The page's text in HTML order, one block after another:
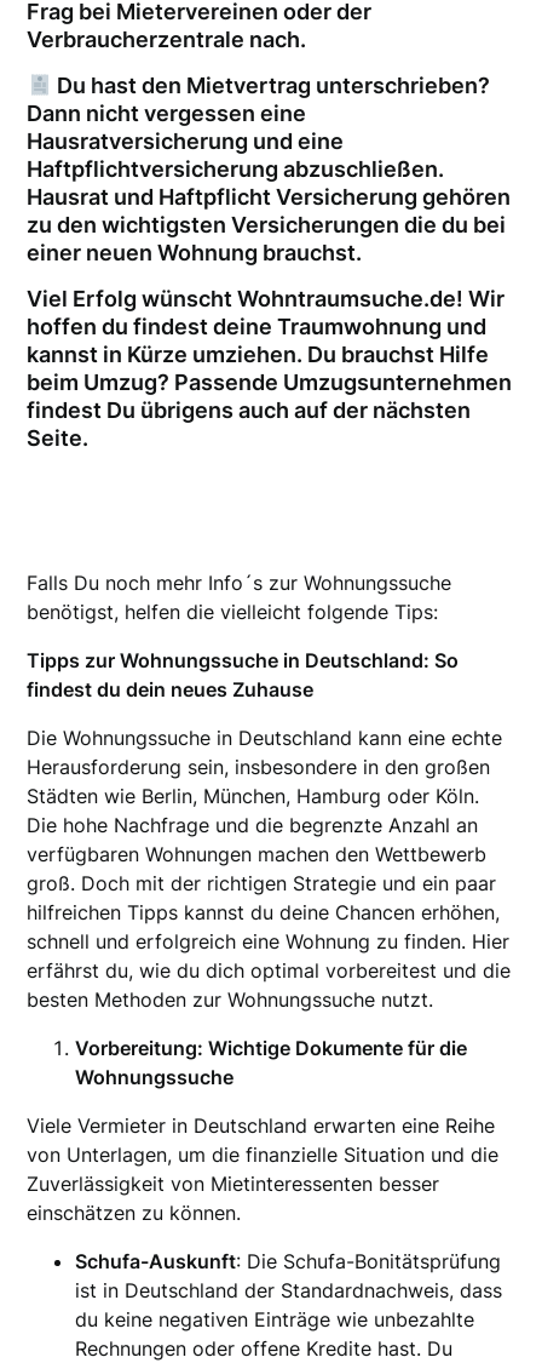
Frag bei Mietervereinen oder der
Verbraucherzentrale nach.
Du hast den Mietvertrag unterschrieben?
Dann nicht vergessen eine
Hausratversicherung und eine
Haftpflichtversicherung abzuschließen.
Hausrat und Haftpflicht Versicherung gehören
zu den wichtigsten Versicherungen die du bei
einer neuen Wohnung brauchst.
Viel Erfolg wünscht Wohntraumsuche.de! Wir
hoffen du findest deine Traumwohnung und
kannst in Kürze umziehen. Du brauchst Hilfe
beim Umzug? Passende Umzugsunternehmen
findest Du übrigens auch auf der nächsten
Seite.
Falls Du noch mehr Info´s zur Wohnungssuche
benötigst, helfen die vielleicht folgende Tips:
Tipps zur Wohnungssuche in Deutschland: So
findest du dein neues Zuhause
Die Wohnungssuche in Deutschland kann eine echte
Herausforderung sein, insbesondere in den großen
Städten wie Berlin, München, Hamburg oder Köln.
Die hohe Nachfrage und die begrenzte Anzahl an
verfügbaren Wohnungen machen den Wettbewerb
groß. Doch mit der richtigen Strategie und ein paar
hilfreichen Tipps kannst du deine Chancen erhöhen,
schnell und erfolgreich eine Wohnung zu finden. Hier
erfährst du, wie du dich optimal vorbereitest und die
besten Methoden zur Wohnungssuche nutzt.
Vorbereitung: Wichtige Dokumente für die
Wohnungssuche
Viele Vermieter in Deutschland erwarten eine Reihe
von Unterlagen, um die finanzielle Situation und die
Zuverlässigkeit von Mietinteressenten besser
einschätzen zu können.
Schufa-Auskunft: Die Schufa-Bonitätsprüfung
ist in Deutschland der Standardnachweis, dass
du keine negativen Einträge wie unbezahlte
Rechnungen oder offene Kredite hast. Du